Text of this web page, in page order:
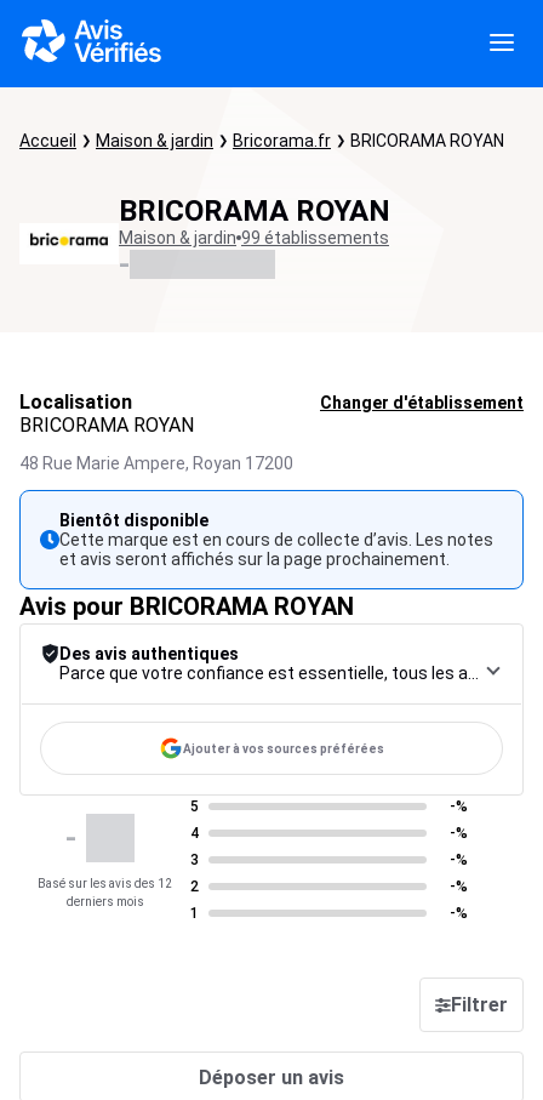
Accueil Maison & jardin Bricorama.fr BRICORAMA ROYAN
BRICORAMA ROYAN
Maison & jardin 99 établissements
-
Localisation Changer d'établissement
BRICORAMA ROYAN
48 Rue Marie Ampere, Royan 17200
Bientôt disponible
Cette marque est en cours de collecte d’avis. Les notes
et avis seront affichés sur la page prochainement.
Avis pour BRICORAMA ROYAN
Des avis authentiques
Ajouter à vos sources préférées
-
Basé sur les avis des 12
derniers mois
5
-%
4
-%
3
-%
2
-%
1
-%
Filtrer
Déposer un avis